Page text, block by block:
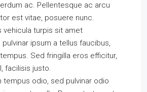
ac. Pellentesque ac arcu
est vitae, posuere nunc.
vehicula turpis sit amet
ipsum a tellus faucibus,
Sed fringilla eros efficitur,
facilisis justo.
tempus odio, sed pulvinar odio